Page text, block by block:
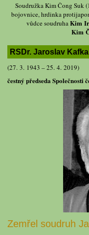
Soudružka Kim Čong Suk
bojovnice, hrdinka
vůdce soudruha Kim Ir
Kim
RSDr. Jaroslav Kafka
(27. 3. 1943 – 25. 4. 2019)
čestný předseda Společnosti
Zemřel soudruh